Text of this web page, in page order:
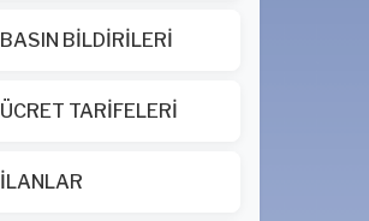
BASIN BİLDİRİLERİ
ÜCRET TARİFELERİ
İLANLAR